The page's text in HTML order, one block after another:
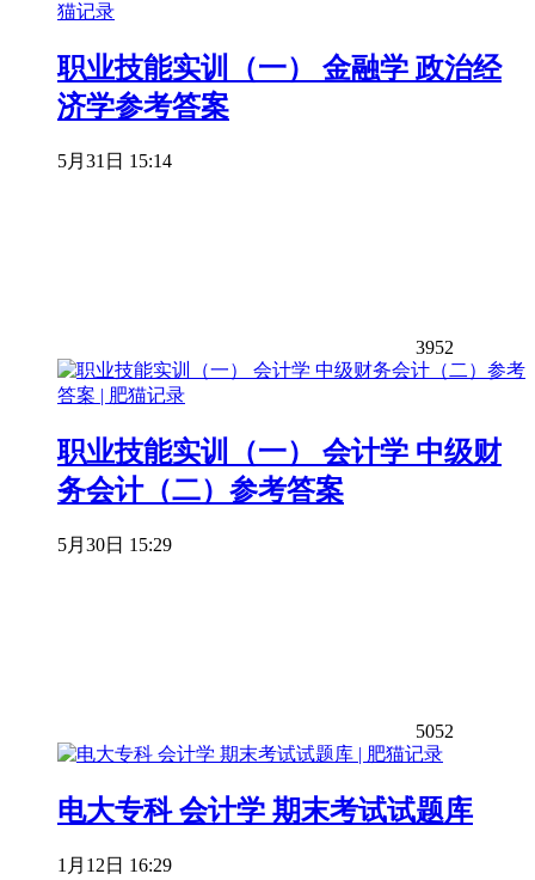
职业技能实训（一） 金融学 政治经
济学参考答案
5月31日 15:14
3952
职业技能实训（一） 会计学 中级财
务会计（二）参考答案
5月30日 15:29
5052
电大专科 会计学 期末考试试题库
1月12日 16:29